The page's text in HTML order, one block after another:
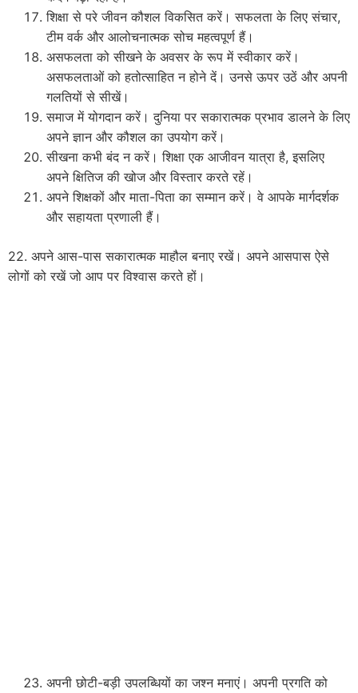
शिक्षा से परे जीवन कौशल विकसित करें। सफलता के लिए संचार,
टीम वर्क और आलोचनात्मक सोच महत्वपूर्ण हैं।
असफलता को सीखने के अवसर के रूप में स्वीकार करें।
असफलताओं को हतोत्साहित न होने दें। उनसे ऊपर उठें और अपनी
गलतियों से सीखें।
समाज में योगदान करें। दुनिया पर सकारात्मक प्रभाव डालने के लिए
अपने ज्ञान और कौशल का उपयोग करें।
सीखना कभी बंद न करें। शिक्षा एक आजीवन यात्रा है, इसलिए
अपने क्षितिज की खोज और विस्तार करते रहें।
अपने शिक्षकों और माता-पिता का सम्मान करें। वे आपके मार्गदर्शक
और सहायता प्रणाली हैं।
22. अपने आस-पास सकारात्मक माहौल बनाए रखें। अपने आसपास ऐसे
लोगों को रखें जो आप पर विश्वास करते हों।
अपनी छोटी-बड़ी उपलब्धियों का जश्न मनाएं। अपनी प्रगति को